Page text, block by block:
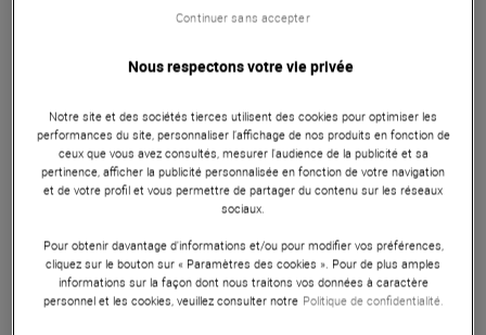
Sennheiserew IEM G4-TWIN-G
En Stock
1 499 €
Nous respectons votre vie privée
Notre site et des sociétés tierces utilisent des cookies pour optimiser les
performances du site, personnaliser l’affichage de nos produits en fonction de
ceux que vous avez consultés, mesurer l'audience de la publicité et sa
pertinence, afficher la publicité personnalisée en fonction de votre navigation
et de votre profil et vous permettre de partager du contenu sur les réseaux
sociaux.
Pour obtenir davantage d'informations et/ou pour modifier vos préférences,
cliquez sur le bouton sur « Paramètres des cookies ». Pour de plus amples
informations sur la façon dont nous traitons vos données à caractère
personnel et les cookies, veuillez consulter notre Politique de confidentialité.
Continuer sans accepter